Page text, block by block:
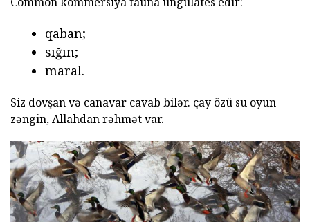
qaban;
sığın;
maral.
Siz dovşan və canavar cavab bilər. çay özü su oyun
zəngin, Allahdan rəhmət var.